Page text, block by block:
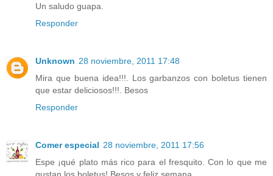
Un saludo guapa.
Responder
Unknown 28 noviembre, 2011 17:48
Mira que buena idea!!!. Los garbanzos con boletus tienen
que estar deliciosos!!!. Besos
Responder
Comer especial 28 noviembre, 2011 17:56
Espe ¡qué plato más rico para el fresquito. Con lo que me